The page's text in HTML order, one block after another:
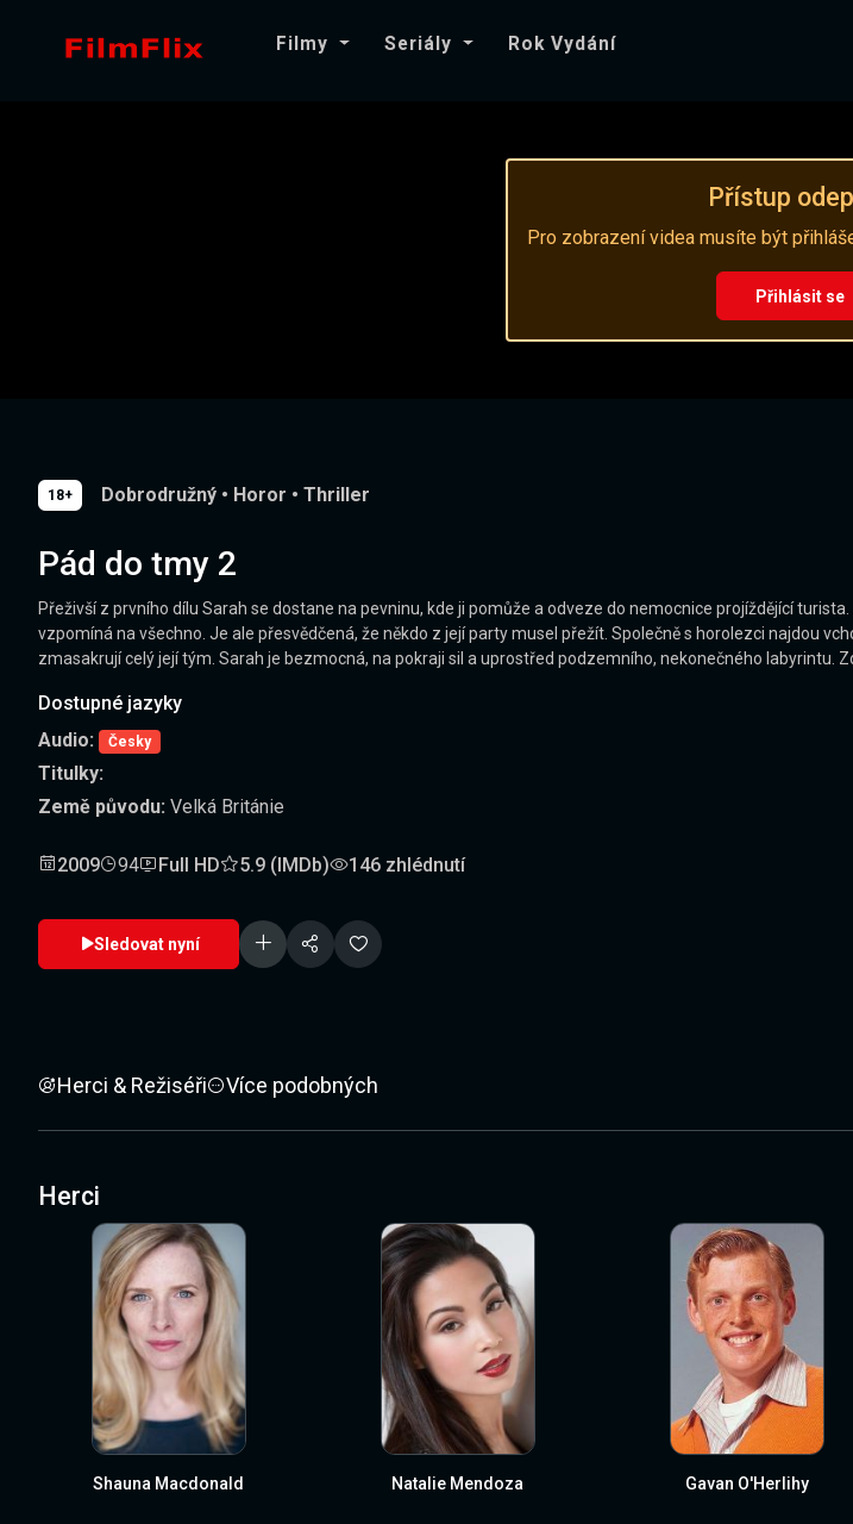
Filmy Seriály Rok Vydání
Přístup
Pro zobrazení videa musíte být
Přihlásit se
18+ Dobrodružný • Horor • Thriller
Pád do tmy 2
Přeživší z prvního dílu Sarah se dostane na pevninu, kde ji pomůže a odveze do nemocnice projíždějící
vzpomíná na všechno. Je ale přesvědčená, že někdo z její party musel přežít. Společně s horolezci najdou
zmasakrují celý její tým. Sarah je bezmocná, na pokraji sil a uprostřed podzemního, nekonečného labyrintu.
Dostupné jazyky
Audio:
Česky
Titulky:
Země původu: Velká Británie
2009 94 Full HD 5.9 (IMDb) 146 zhlédnutí
Sledovat nyní
Herci & Režiséři Více podobných
Herci
Shauna Macdonald Natalie Mendoza Gavan O'Herlihy